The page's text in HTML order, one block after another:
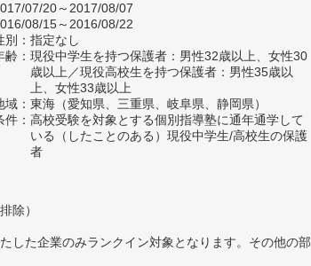
07/20～2017/08/07
08/15～2016/08/22
別：指定なし
齢：現役中学生を持つ保護者：男性32歳以上、女性30
歳以上／現役高校生を持つ保護者：男性35歳以
上、女性33歳以上
域：東海（愛知県、三重県、岐阜県、静岡県）
件：高校受験を対象とする個別指導塾に通年通学して
いる（したことのある）現役中学生/高校生の保護
者
除）
した企業のみランクイン対象となります。その他の部